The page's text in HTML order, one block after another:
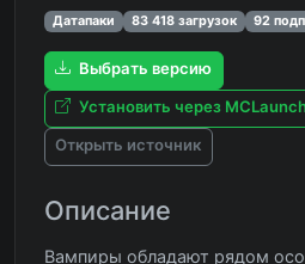
Датапаки 83 418 загрузок 92
Выбрать версию
Установить через
Открыть источник
Описание
Вампиры обладают рядом